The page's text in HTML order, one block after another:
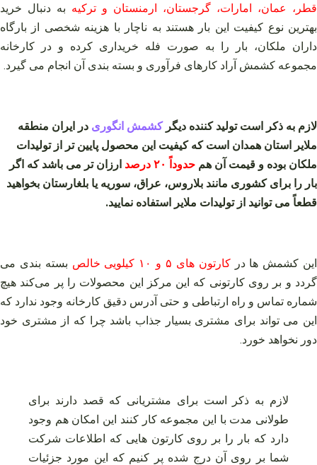
قطر، عمان، امارات، گرجستان، ارمنستان و ترکیه به دنبال خرید
بهترین نوع کیفیت این بار هستند به ناچار با هزینه شخصی از بارگاه
داران ملکان، بار را به صورت فله خریداری کرده و در کارخانه
مجموعه کشمش آراد کارهای فرآوری و بسته بندی آن انجام می گیرد.
لازم به ذکر است تولید کننده دیگرکشمش انگوری در ایران منطقه
ملایر استان همدان است که کیفیت این محصول پایین‌ تر از تولیدات
ملکان بوده و قیمت آن هم حدوداً ۲۰ درصد
ارزان تر می باشد که اگر
بار را برای کشوری مانند بلاروس، عراق، سوریه یا بلغارستان بخواهید
قطعاً می توانید از تولیدات ملایر استفاده نمایید.
این کشمش ها درکارتون های ۵ و ۱۰ کیلویی خالص
بسته بندی می
گردد و بر روی کارتونی که این مرکز این محصولات را پر می‌کند هیچ
شماره تماس و راه ارتباطی و حتی آدرس دقیق کارخانه وجود ندارد که
این می تواند برای مشتری بسیار جذاب باشد چرا که از مشتری خود
دور نخواهد خورد.
لازم به ذکر است برای مشتریانی که قصد دارند برای
طولانی مدت با این مجموعه کار کنند این امکان هم وجود
دارد که بار را بر روی کارتون هایی که اطلاعات شرکت
شما بر روی آن درج شده پر کنیم که این مورد جزئیات